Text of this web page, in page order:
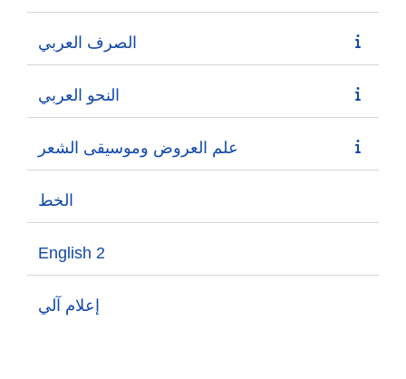
الصرف العربي
النحو العربي
علم العروض وموسيقى الشعر
الخط
English 2
إعلام آلي